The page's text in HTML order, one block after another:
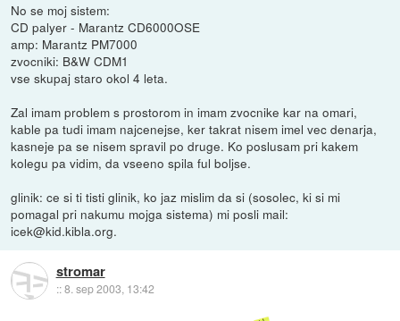
No se moj sistem:
CD palyer - Marantz CD6000OSE
amp: Marantz PM7000
zvocniki: B&W CDM1
vse skupaj staro okol 4 leta.
Zal imam problem s prostorom in imam zvocnike kar na omari,
kable pa tudi imam najcenejse, ker takrat nisem imel vec denarja,
kasneje pa se nisem spravil po druge. Ko poslusam pri kakem
kolegu pa vidim, da vseeno spila ful boljse.
glinik: ce si ti tisti glinik, ko jaz mislim da si (sosolec, ki si mi
pomagal pri nakumu mojga sistema) mi posli mail:
icek@kid.kibla.org.
stromar
::8. sep 2003, 13:42